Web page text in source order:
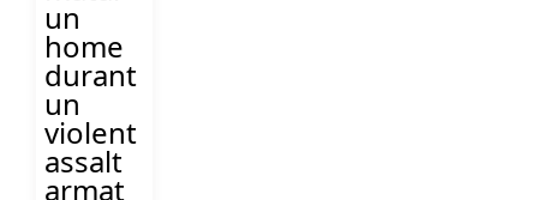
un
home
durant
un
violent
assalt
armat